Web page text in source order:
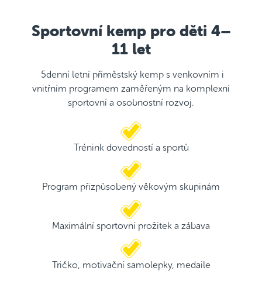
Sportovní kemp pro děti 4–
11 let
5denní letní příměstský kemp s venkovním i
vnitřním programem zaměřeným na komplexní
sportovní a osobnostní rozvoj.
Trénink dovedností a sportů
Program přizpůsobený věkovým skupinám
Maximální sportovní prožitek a zábava
Tričko, motivační samolepky, medaile